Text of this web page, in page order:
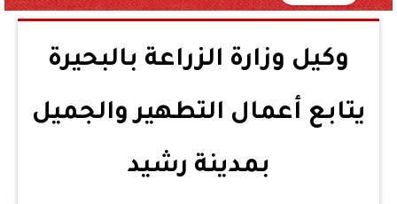
وكيل وزارة الزراعة بالبحيرة
يتابع أعمال التطهير والجميل
بمدينة رشيد